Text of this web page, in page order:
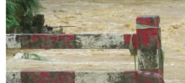
07/08/2026 14:55
Canada áp dụng biện pháp tự vệ tạm
thời với tủ gỗ và tủ lavabo nhập khẩu